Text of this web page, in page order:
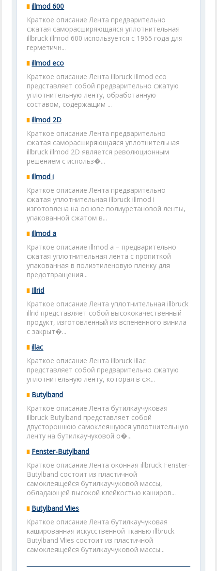
illmod 600
Краткое описание Лента предварительно
сжатая саморасширяющаяся уплотнительная
illbruck illmod 600 используется с 1965 года для
герметичн...
illmod eco
Краткое описание Лента illbruck illmod eco
представляет собой предварительно сжатую
уплотнительную ленту, обработанную
составом, содержащим ...
illmod 2D
Краткое описание Лента предварительно
сжатая саморасширяющаяся уплотнительная
illbruck illmod 2D является революционным
решением с использ�...
illmod i
Краткое описание Лента предварительно
сжатая уплотнительная illbruck illmod i
изготовлена на основе полиуретановой ленты,
упакованной сжатом в...
illmod a
Краткое описание illmod a – предварительно
сжатая уплотнительная лента с пропиткой
упакованная в полиэтиленовую пленку для
предотвращения...
Illrid
Краткое описание Лента уплотнительная illbruck
illrid представляет собой высококачественный
продукт, изготовленный из вспененного винила
с закрыт�...
illac
Краткое описание Лента illbruck illac
представляет собой предварительно сжатую
уплотнительную ленту, которая в сж...
Butylband
Краткое описание Лента бутилкаучуковая
illbruck Butylband представляет собой
двустороннюю самоклеящуюся уплотнительную
ленту на бутилкаучуковой о�...
Fenster-Butylband
Краткое описание Лента оконная illbruck Fenster-
Butylband состоит из пластичной
самоклеящейся бутилкаучуковой массы,
обладающей высокой клейкостью каширов...
Butylband Vlies
Краткое описание Лента бутилкаучуковая
кашированная искусственной тканью illbruck
Butylband Vlies состоит из пластичной
самоклеящейся бутилкаучуковой массы...